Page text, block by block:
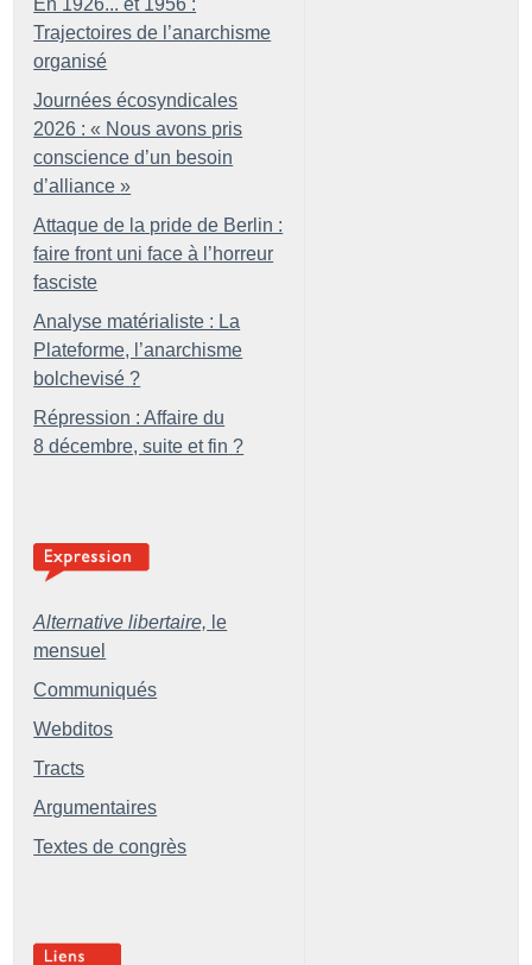
Trajectoires de l’anarchisme
organisé
Journées écosyndicales
2026 : « Nous avons pris
conscience d’un besoin
d’alliance »
Attaque de la pride de Berlin :
faire front uni face à l’horreur
fasciste
Analyse matérialiste : La
Plateforme, l’anarchisme
bolchevisé ?
Répression : Affaire du
8 décembre, suite et fin ?
Alternative libertaire, le
mensuel
Communiqués
Webditos
Tracts
Argumentaires
Textes de congrès